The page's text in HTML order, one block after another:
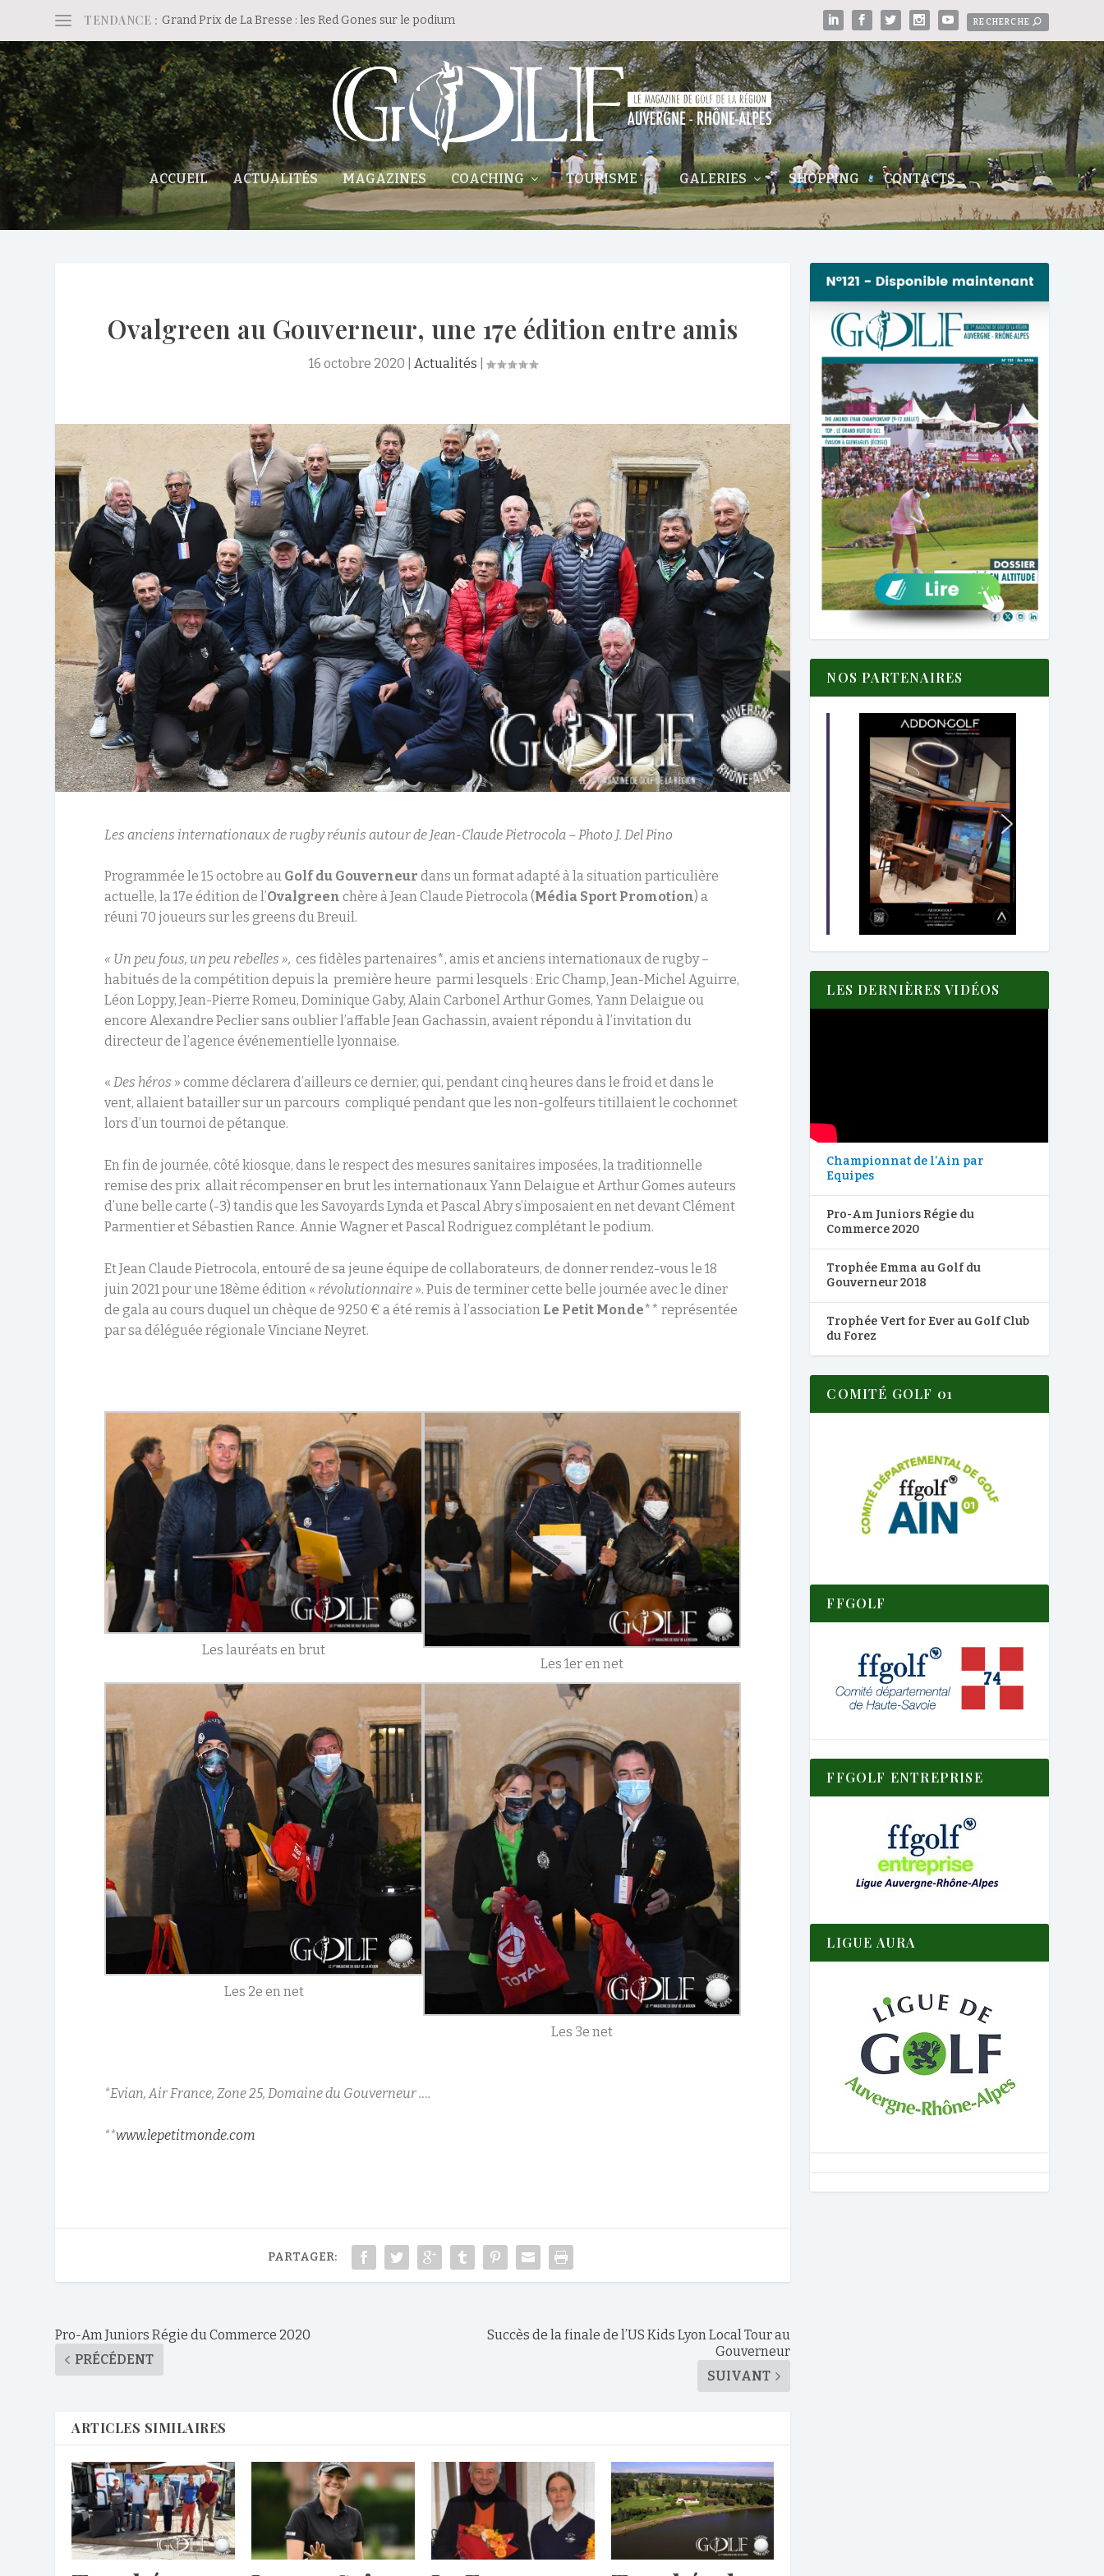
TENDANCE : Grand Prix de La Bresse : les Red Gones sur le podium
ACCUEIL ACTUALITÉS MAGAZINES COACHING TOURISME GALERIES SHOPPING CONTACTS
Ovalgreen au Gouverneur, une 17e édition entre amis
16 octobre 2020 Actualités
Les anciens internationaux de rugby réunis autour de Jean-Claude Pietrocola – Photo J. Del Pino
Programmée le 15 octobre au Golf du Gouverneur dans un format adapté à la situation particulière
actuelle, la 17e édition de l’Ovalgreen chère à Jean Claude Pietrocola (Média Sport Promotion) a
réuni 70 joueurs sur les greens du Breuil.
« Un peu fous, un peu rebelles »,ces fidèles partenaires*, amis et anciens internationaux de rugby –
habitués de la compétition depuis la première heure parmi lesquels : Eric Champ, Jean-Michel Aguirre,
Léon Loppy, Jean-Pierre Romeu, Dominique Gaby, Alain Carbonel Arthur Gomes, Yann Delaigue ou
encore Alexandre Peclier sans oublier l’affable Jean Gachassin, avaient répondu à l’invitation du
directeur de l’agence événementielle lyonnaise.
«Des héros » comme déclarera d’ailleurs ce dernier, qui, pendant cinq heures dans le froid et dans le
vent, allaient batailler sur un parcours compliqué pendant que les non-golfeurs titillaient le cochonnet
lors d’un tournoi de pétanque.
En fin de journée, côté kiosque, dans le respect des mesures sanitaires imposées, la traditionnelle
remise des prix allait récompenser en brut les internationaux Yann Delaigue et Arthur Gomes auteurs
d’une belle carte (-3) tandis que les Savoyards Lynda et Pascal Abry s’imposaient en net devant Clément
Parmentier et Sébastien Rance. Annie Wagner et Pascal Rodriguez complétant le podium.
Et Jean Claude Pietrocola, entouré de sa jeune équipe de collaborateurs, de donner rendez-vous le 18
juin 2021 pour une 18ème édition « révolutionnaire ». Puis de terminer cette belle journée avec le diner
de gala au cours duquel un chèque de 9250 € a été remis à l’association Le Petit Monde** représentée
par sa déléguée régionale Vinciane Neyret.
Les lauréats en brut
Les 1er en net
Les 2e en net
Les 3e net
*Evian, Air France, Zone 25, Domaine du Gouverneur ….
**www.lepetitmonde.com
PARTAGER:
Pro-Am Juniors Régie du Commerce 2020
PRÉCÉDENT
Succès de la finale de l’US Kids Lyon Local Tour au
Gouverneur
SUIVANT
ARTICLES SIMILAIRES
NOS PARTENAIRES
LES DERNIÈRES VIDÉOS
Championnat de l’Ain par
Equipes
Pro-Am Juniors Régie du
Commerce 2020
Trophée Emma au Golf du
Gouverneur 2018
Trophée Vert for Ever au Golf Club
du Forez
COMITÉ GOLF 01
FFGOLF
FFGOLF ENTREPRISE
LIGUE AURA